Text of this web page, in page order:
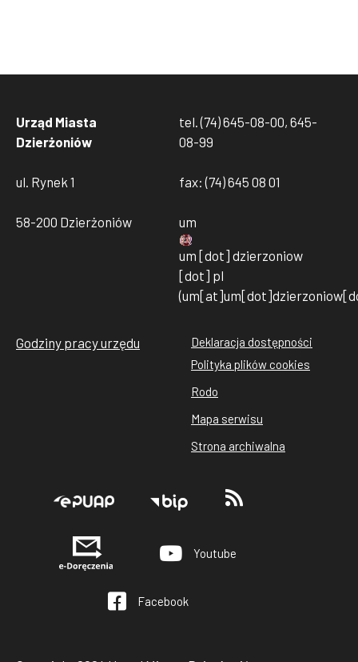
Urząd Miasta
Dzierżoniów
ul. Rynek 1
58-200 Dzierżoniów
tel. (74) 645-08-00, 645-
08-99
fax: (74) 645 08 01
um
um [dot] dzierzoniow
[dot] pl
Godziny pracy urzędu
Stopka
rodo
cookies
Deklaracja dostępności
Polityka plików cookies
Rodo
Mapa serwisu
Strona archiwalna
Stopka
Youtube
Facebook